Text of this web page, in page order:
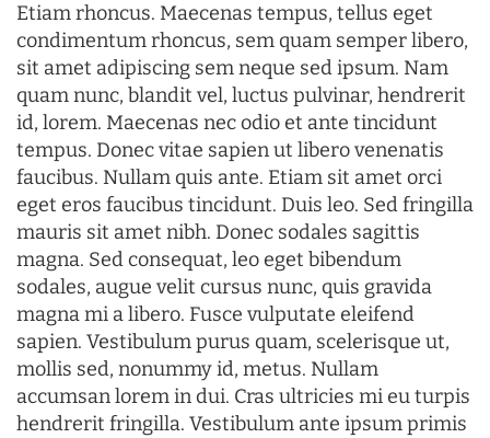
Etiam rhoncus. Maecenas tempus, tellus eget
condimentum rhoncus, sem quam semper libero,
sit amet adipiscing sem neque sed ipsum. Nam
quam nunc, blandit vel, luctus pulvinar, hendrerit
id, lorem. Maecenas nec odio et ante tincidunt
tempus. Donec vitae sapien ut libero venenatis
faucibus. Nullam quis ante. Etiam sit amet orci
eget eros faucibus tincidunt. Duis leo. Sed fringilla
mauris sit amet nibh. Donec sodales sagittis
magna. Sed consequat, leo eget bibendum
sodales, augue velit cursus nunc, quis gravida
magna mi a libero. Fusce vulputate eleifend
sapien. Vestibulum purus quam, scelerisque ut,
mollis sed, nonummy id, metus. Nullam
accumsan lorem in dui. Cras ultricies mi eu turpis
hendrerit fringilla. Vestibulum ante ipsum primis